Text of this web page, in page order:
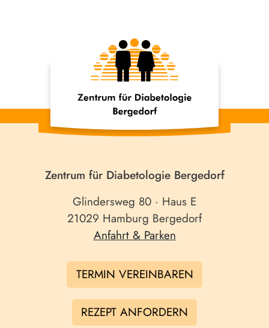
Zentrum für Diabetologie Bergedorf
Glindersweg 80 · Haus E
21029 Hamburg Bergedorf
Anfahrt & Parken
TERMIN VEREINBAREN
REZEPT ANFORDERN